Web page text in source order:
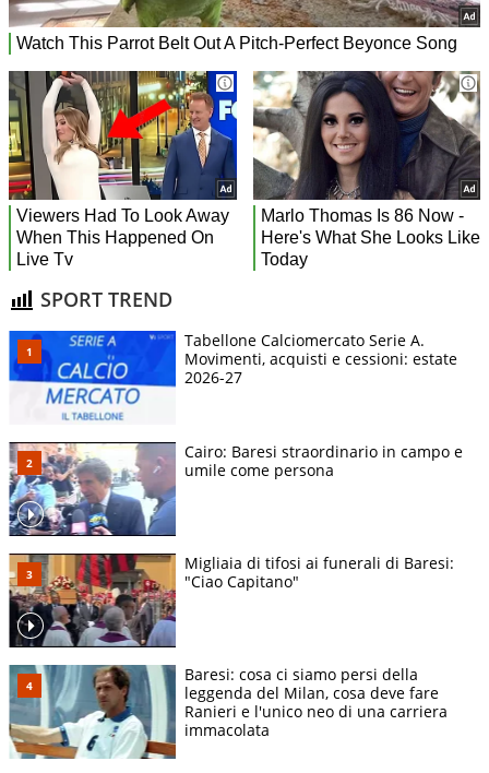
SPORT TREND
Tabellone Calciomercato Serie A.
Movimenti, acquisti e cessioni: estate
2026-27
Cairo: Baresi straordinario in campo e
umile come persona
Migliaia di tifosi ai funerali di Baresi:
"Ciao Capitano"
Baresi: cosa ci siamo persi della
leggenda del Milan, cosa deve fare
Ranieri e l'unico neo di una carriera
immacolata